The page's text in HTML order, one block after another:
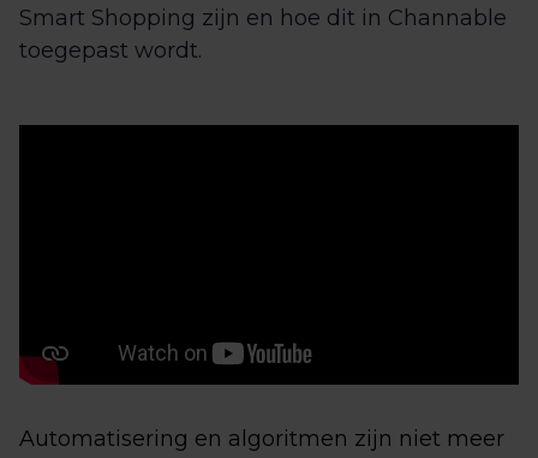
Smart Shopping zijn en hoe dit in Channable
toegepast wordt.
Automatisering en algoritmen zijn niet meer